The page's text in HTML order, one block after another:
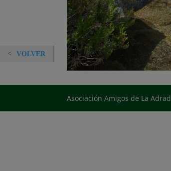
Asociación Amigos de La
VOLVER